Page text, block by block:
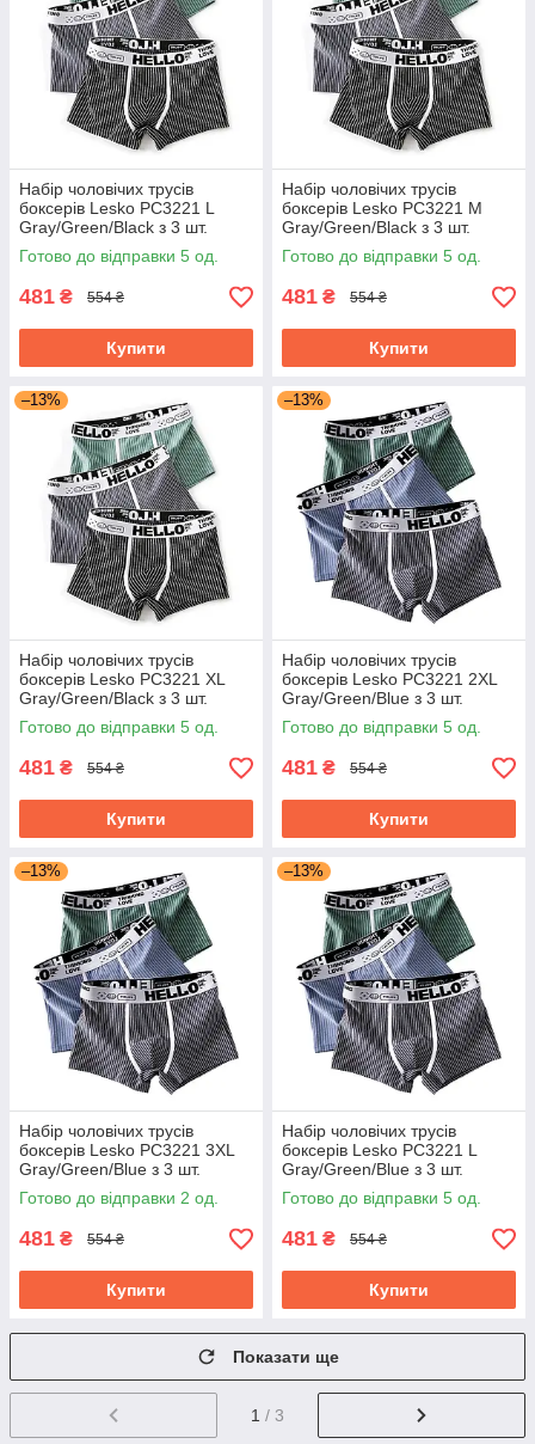
Набір чоловічих трусів
боксерів Lesko PC3221 L
Gray/Green/Black з 3 шт.
Готово до відправки 5 од.
481 ₴ 554 ₴
Купити
Набір чоловічих трусів
боксерів Lesko PC3221 M
Gray/Green/Black з 3 шт.
Готово до відправки 5 од.
481 ₴ 554 ₴
Купити
–13%
Набір чоловічих трусів
боксерів Lesko PC3221 XL
Gray/Green/Black з 3 шт.
Готово до відправки 5 од.
481 ₴ 554 ₴
Купити
–13%
Набір чоловічих трусів
боксерів Lesko PC3221 2XL
Gray/Green/Blue з 3 шт.
Готово до відправки 5 од.
481 ₴ 554 ₴
Купити
–13%
Набір чоловічих трусів
боксерів Lesko PC3221 3XL
Gray/Green/Blue з 3 шт.
Готово до відправки 2 од.
481 ₴ 554 ₴
Купити
–13%
Набір чоловічих трусів
боксерів Lesko PC3221 L
Gray/Green/Blue з 3 шт.
Готово до відправки 5 од.
481 ₴ 554 ₴
Купити
Показати ще
1 / 3